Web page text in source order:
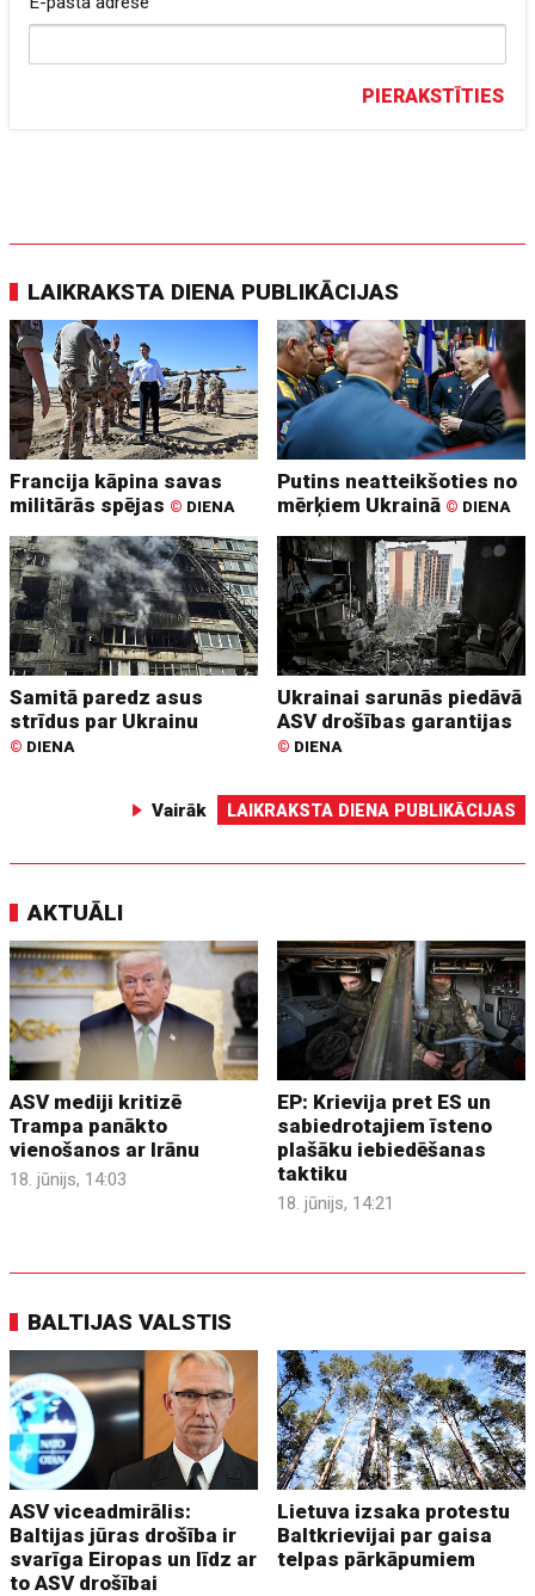
PIERAKSTĪTIES
LAIKRAKSTA DIENA PUBLIKĀCIJAS
Francija kāpina savas
militārās spējas © DIENA
Putins neatteikšoties no
mērķiem Ukrainā © DIENA
Samitā paredz asus
strīdus par Ukrainu
© DIENA
Ukrainai sarunās piedāvā
ASV drošības garantijas
© DIENA
Vairāk LAIKRAKSTA DIENA PUBLIKĀCIJAS
AKTUĀLI
ASV mediji kritizē
Trampa panākto
vienošanos ar Irānu
18. jūnijs, 14:03
EP: Krievija pret ES un
sabiedrotajiem īsteno
plašāku iebiedēšanas
taktiku
18. jūnijs, 14:21
BALTIJAS VALSTIS
ASV viceadmirālis:
Baltijas jūras drošība ir
svarīga Eiropas un līdz ar
to ASV drošībai
Lietuva izsaka protestu
Baltkrievijai par gaisa
telpas pārkāpumiem